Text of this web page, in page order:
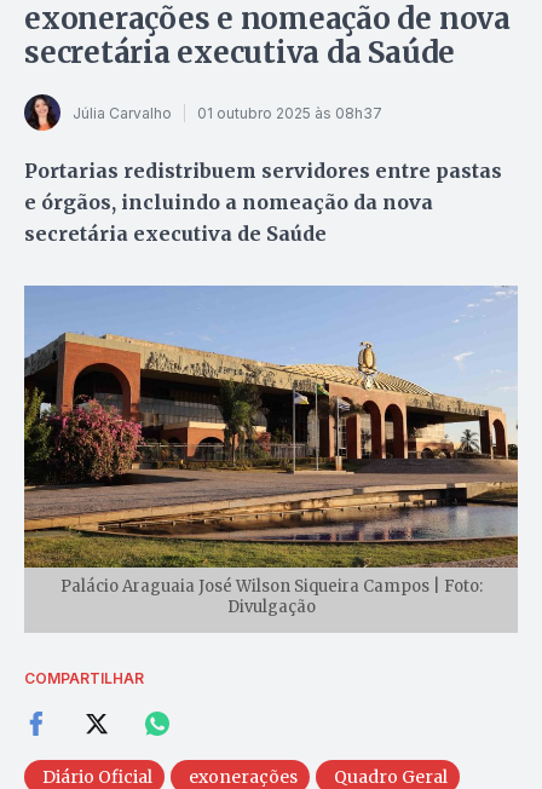
exonerações e nomeação de nova
secretária executiva da Saúde
Júlia Carvalho 01 outubro 2025 às 08h37
Portarias redistribuem servidores entre pastas
e órgãos, incluindo a nomeação da nova
secretária executiva de Saúde
Palácio Araguaia José Wilson Siqueira Campos | Foto:
Divulgação
COMPARTILHAR
Diário Oficial exonerações
Quadro Geral